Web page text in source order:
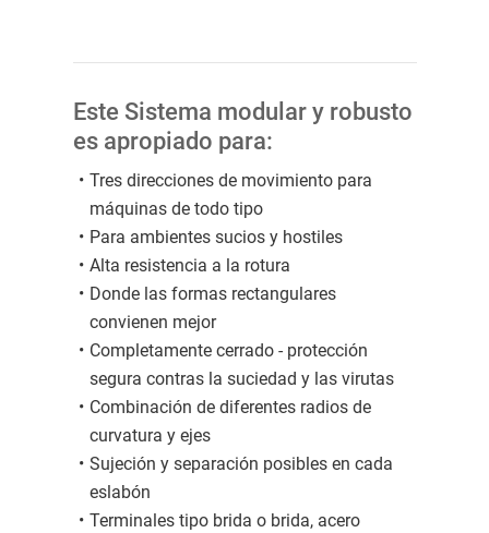
Este Sistema modular y robusto
es apropiado para:
Tres direcciones de movimiento para
máquinas de todo tipo
Para ambientes sucios y hostiles
Alta resistencia a la rotura
Donde las formas rectangulares
convienen mejor
Completamente cerrado - protección
segura contras la suciedad y las virutas
Combinación de diferentes radios de
curvatura y ejes
Sujeción y separación posibles en cada
eslabón
Terminales tipo brida o brida, acero